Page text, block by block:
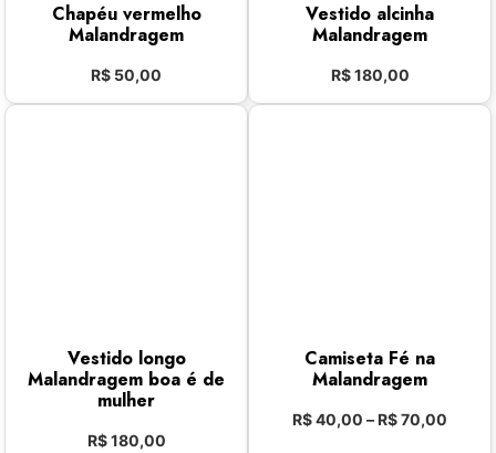
Chapéu vermelho
Malandragem
R$ 50,00
Vestido alcinha
Malandragem
R$180,00
Vestido longo
Malandragem boa é de
mulher
R$180,00
Camiseta Fé na
Malandragem
R$40,00 –R$70,00